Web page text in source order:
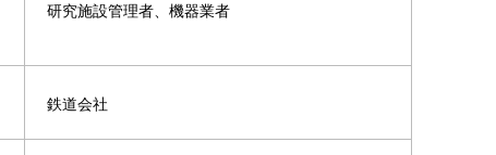
研究施設管理者、機器業者
鉄道会社